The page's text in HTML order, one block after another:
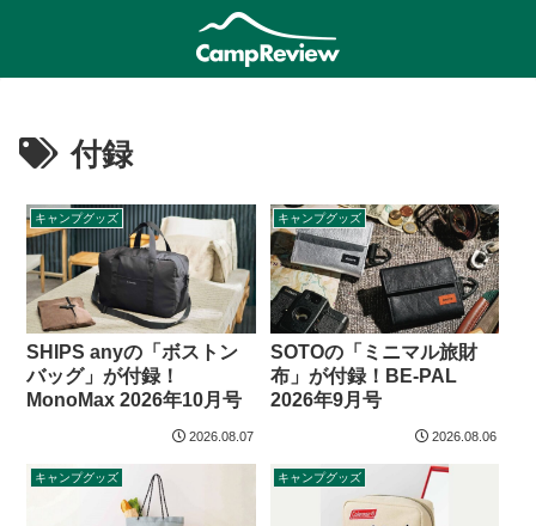
付録
キャンプグッズ
SHIPS anyの「ボストン
バッグ」が付録！
MonoMax 2026年10月号
2026.08.07
キャンプグッズ
SOTOの「ミニマル旅財
布」が付録！BE-PAL
2026年9月号
2026.08.06
キャンプグッズ キャンプグッズ